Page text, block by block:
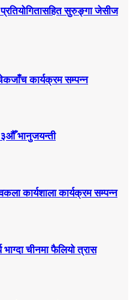
सुरुङ्गा जेसीज
कार्यक्रम सम्पन्न
भानुजयन्ती
कार्यशाला कार्यक्रम सम्पन्न
भाग्दा चीनमा फैलियो त्रास